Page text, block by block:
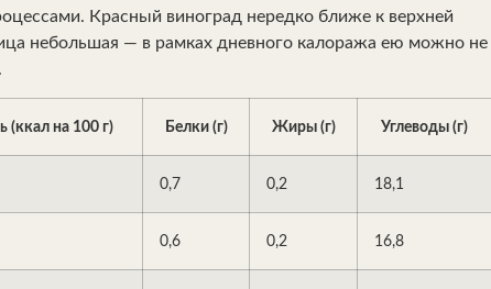
Красный виноград нередко ближе к верхней
небольшая — в рамках дневного калоража ею можно не
(ккал на 100 г) Белки (г) Жиры (г) Углеводы (г)
0,7 0,2 18,1
0,6 0,2 16,8